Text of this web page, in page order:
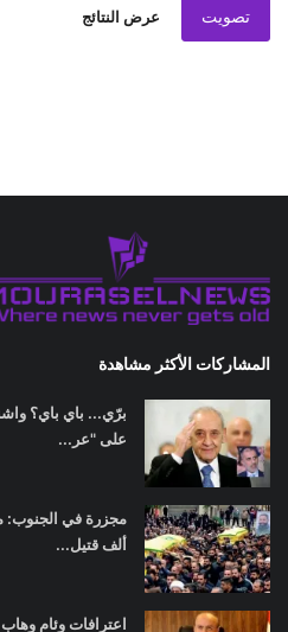
تصويت عرض النتائج
المشاركات الأكثر مشاهدة
برّي... باي باي؟
على "عر...
ألف قتيل...
اعترافات وئام